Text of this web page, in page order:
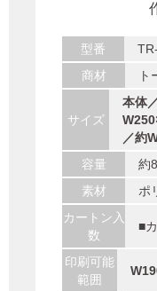
型番
商材
ト
サイズ
本体
／約
容量
約
素材
ポ
カートン入
数
■
印刷可能
範囲